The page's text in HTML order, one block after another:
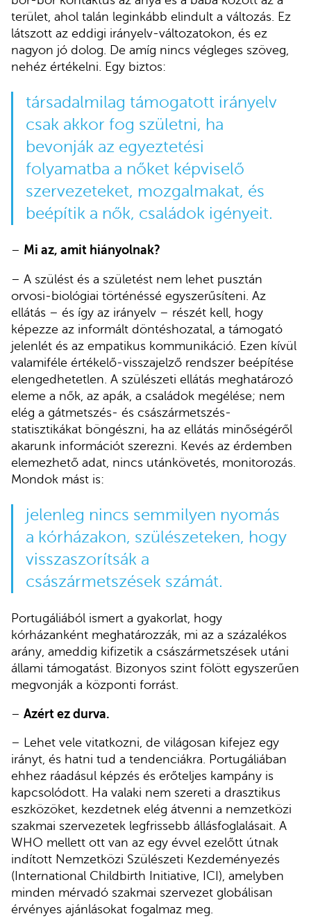
terület, ahol talán leginkább elindult a változás. Ez
látszott az eddigi irányelv-változatokon, és ez
nagyon jó dolog. De amíg nincs végleges szöveg,
nehéz értékelni. Egy biztos:
társadalmilag támogatott irányelv
csak akkor fog születni, ha
bevonják az egyeztetési
folyamatba a nőket képviselő
szervezeteket, mozgalmakat, és
beépítik a nők, családok igényeit.
– Mi az, amit hiányolnak?
– A szülést és a születést nem lehet pusztán
orvosi-biológiai történéssé egyszerűsíteni. Az
ellátás – és így az irányelv – részét kell, hogy
képezze az informált döntéshozatal, a támogató
jelenlét és az empatikus kommunikáció. Ezen kívül
valamiféle értékelő-visszajelző rendszer beépítése
elengedhetetlen. A szülészeti ellátás meghatározó
eleme a nők, az apák, a családok megélése; nem
elég a gátmetszés- és császármetszés-
statisztikákat böngészni, ha az ellátás minőségéről
akarunk információt szerezni. Kevés az érdemben
elemezhető adat, nincs utánkövetés, monitorozás.
Mondok mást is:
jelenleg nincs semmilyen nyomás
a kórházakon, szülészeteken, hogy
visszaszorítsák a
császármetszések számát.
Portugáliából ismert a gyakorlat, hogy
kórházanként meghatározzák, mi az a százalékos
arány, ameddig kifizetik a császármetszések utáni
állami támogatást. Bizonyos szint fölött egyszerűen
megvonják a központi forrást.
– Azért ez durva.
– Lehet vele vitatkozni, de világosan kifejez egy
irányt, és hatni tud a tendenciákra. Portugáliában
ehhez ráadásul képzés és erőteljes kampány is
kapcsolódott. Ha valaki nem szereti a drasztikus
eszközöket, kezdetnek elég átvenni a nemzetközi
szakmai szervezetek legfrissebb állásfoglalásait. A
WHO mellett ott van az egy évvel ezelőtt útnak
indított Nemzetközi Szülészeti Kezdeményezés
(International Childbirth Initiative, ICI), amelyben
minden mérvadó szakmai szervezet globálisan
érvényes ajánlásokat fogalmaz meg.